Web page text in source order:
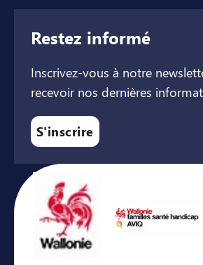
Restez informé
Inscrivez-vous à notre
recevoir nos dernières
S'inscrire
Avec le soutien de ...